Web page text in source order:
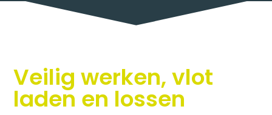
Veilig werken, vlot
laden en lossen